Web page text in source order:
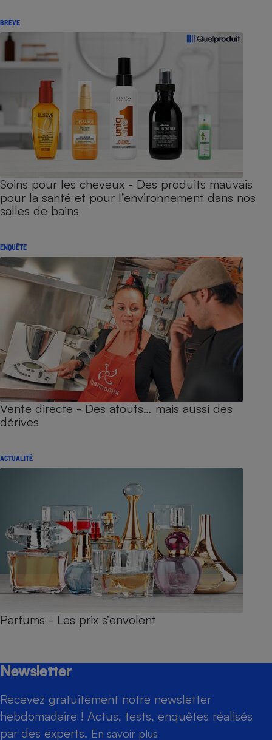
BRÈVE
Soins pour les cheveux - Des produits mauvais
pour la santé et pour l’environnement dans nos
salles de bains
ENQUÊTE
Vente directe - Des atouts… mais aussi des
dérives
ACTUALITÉ
Parfums - Les prix s’envolent
Newsletter
Recevez gratuitement notre newsletter
hebdomadaire ! Actus, tests, enquêtes réalisés
par des experts. En savoir plus